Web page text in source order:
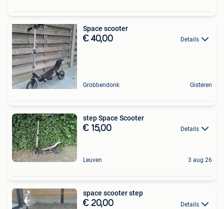
Space scooter
€ 40,00 Details
Grobbendonk Gisteren
step Space Scooter
€ 15,00 Details
Leuven 3 aug 26
space scooter step
€ 20,00 Details